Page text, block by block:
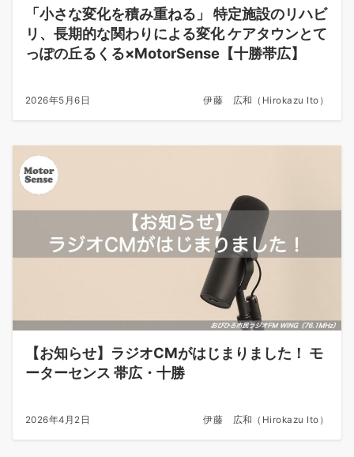
「小さな変化を積み重ねる」 特定施設のリハビ
リ、長期的な関わりによる変化 ケアタウンとて
っぽの丘るくる×MotorSense【十勝帯広】
2026年5月6日 伊藤 広和（Hirokazu Ito）
【お知らせ】ラジオCMがはじまりました！ モ
ーターセンス 帯広・十勝
2026年4月2日 伊藤 広和（Hirokazu Ito）